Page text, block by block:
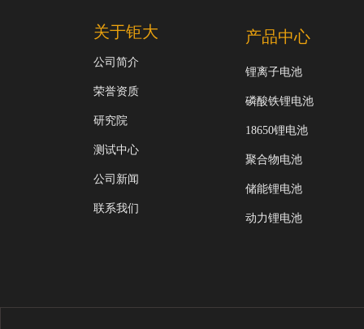
关于钜大
公司简介
荣誉资质
研究院
测试中心
公司新闻
联系我们
产品中心
锂离子电池
磷酸铁锂电池
18650锂电池
聚合物电池
储能锂电池
动力锂电池